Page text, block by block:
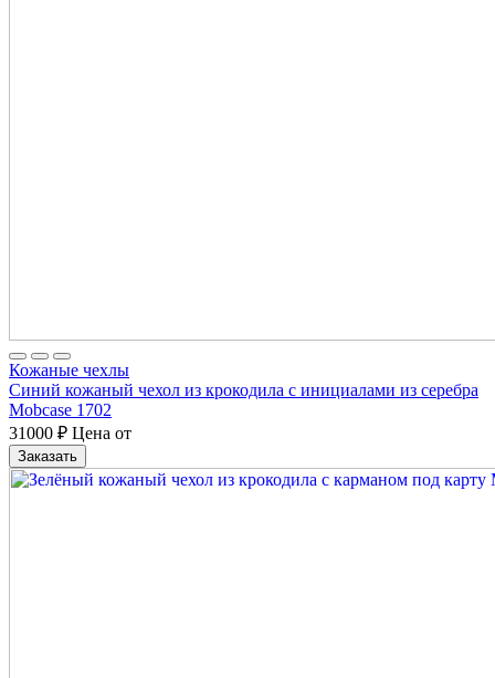
Кожаные чехлы
Синий кожаный чехол из крокодила с инициалами из серебра
Mobcase 1702
31000 ₽ Цена от
Заказать